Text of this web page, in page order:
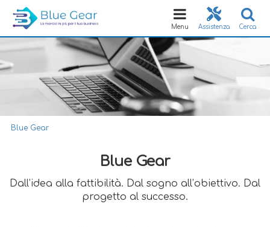
Cerca
Assistenza
Toggle
navigation
Menu
Blue Gear
Blue Gear
Dall’idea alla fattibilità. Dal sogno all’obiettivo. Dal
progetto al successo.